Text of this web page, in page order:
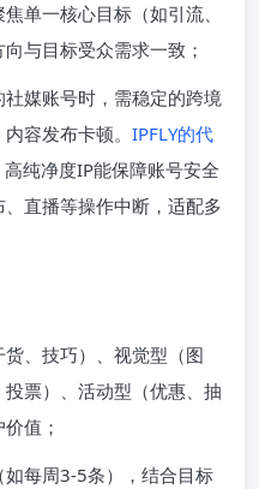
单一核心目标（如引流、
与目标受众需求一致；
媒账号时，需稳定的跨境
容发布卡顿。 IPFLY的代
纯净度IP能保障账号安全
直播等操作中断，适配多
、技巧）、视觉型（图
票）、活动型（优惠、抽
值；
每周3-5条），结合目标